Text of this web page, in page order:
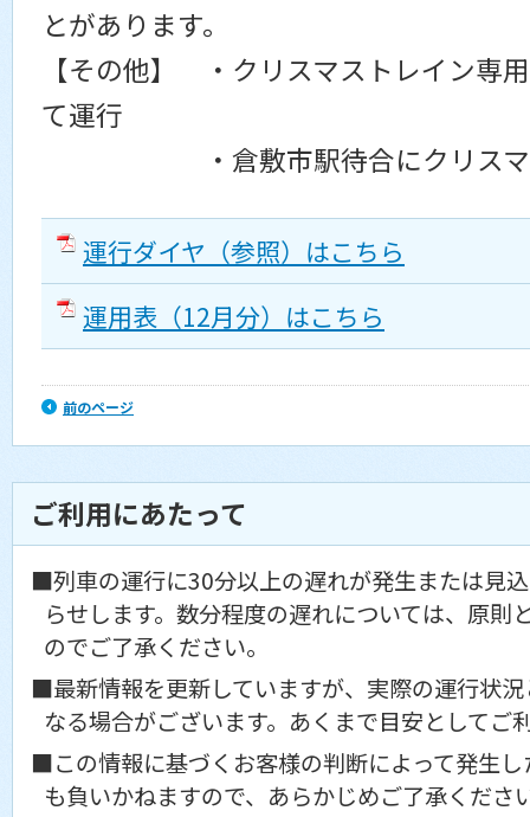
とがあります。
【その他】 ・クリスマストレイン専
て運行
・倉敷市駅待合にクリスマス
運行ダイヤ（参照）はこちら
運用表（12月分）はこちら
前のページ
ご利用にあたって
■列車の運行に30分以上の遅れが発生または見
らせします。数分程度の遅れについては、原則
のでご了承ください。
■最新情報を更新していますが、実際の運行状
なる場合がございます。あくまで目安としてご
■この情報に基づくお客様の判断によって発生
も負いかねますので、あらかじめご了承くださ